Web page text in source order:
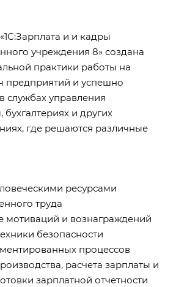
и и кадры
учреждения 8» создана
практики работы на
предприятий и успешно
службах управления
и других
где решаются различные
ресурсами
труда
и вознаграждений
безопасности
процессов
расчета зарплаты и
зарплатной отчетности